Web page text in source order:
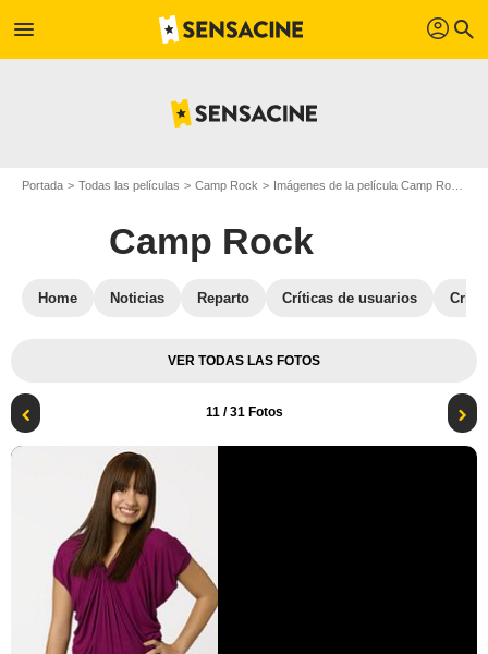
menu profil search
Portada Todas las películas Camp Rock Imágenes de la película Camp Rock
Camp Rock
Home Noticias Reparto Críticas de usuarios
VER TODAS LAS FOTOS
11/ 31 Fotos